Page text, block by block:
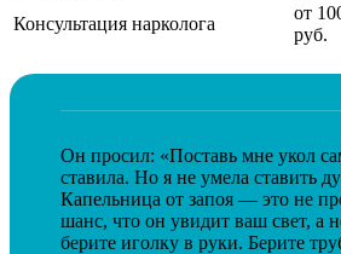
Консультация нарколога
от
руб.
Он просил: «Поставь мне укол
ставила. Но я не умела ставить
Капельница от запоя — это не
шанс, что он увидит ваш свет, а
берите иголку в руки. Берите